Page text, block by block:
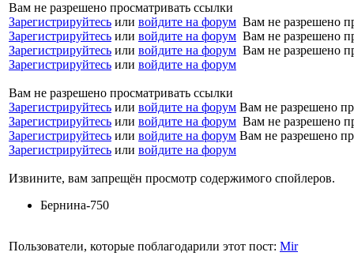
Вам не разрешено просматривать ссылки
Зарегистрируйтесь или войдите на форум Вам не разрешено
Зарегистрируйтесь или войдите на форум Вам не разрешено
Зарегистрируйтесь или войдите на форум Вам не разрешено
Зарегистрируйтесь или войдите на форум
Вам не разрешено просматривать ссылки
Зарегистрируйтесь или войдите на форум Вам не разрешено
Зарегистрируйтесь или войдите на форум Вам не разрешено
Зарегистрируйтесь или войдите на форум Вам не разрешено
Зарегистрируйтесь или войдите на форум
Извините, вам запрещён просмотр содержимого спойлеров.
Бернина-750
Пользователи, которые поблагодарили этот пост: Mir